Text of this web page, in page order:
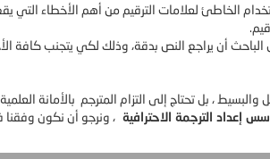
الخاطئ لعلامات الترقيم من أهم الأخطاء التي
أن يراجع النص بدقة، وذلك لكي يتجنب كافة
، بل تحتاج إلى التزام المترجم بالأمانة
إعداد الترجمة الاحترافية، ونرجو أن نكون